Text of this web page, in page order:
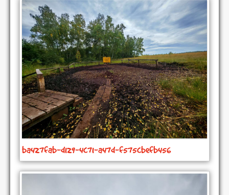
ba427fab-d129-4c71-a47d-f575cbefb456